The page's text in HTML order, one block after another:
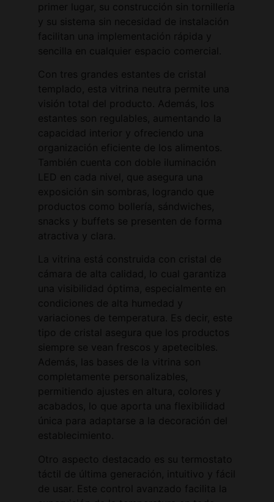
primer lugar, su construcción sin tornillería
y su sistema sin necesidad de instalación
facilitan una implementación rápida y
sencilla en cualquier espacio comercial.
Con tres grandes estantes de cristal
templado, esta vitrina neutra permite una
visión total del producto. Además, los
estantes son regulables, aumentando la
capacidad interior y ofreciendo una
organización eficiente de los alimentos.
También cuenta con doble iluminación
LED en cada nivel, que asegura una
exposición sin sombras, logrando que
productos como bollería, sándwiches,
snacks y buffets se presenten de forma
atractiva y clara.
La vitrina está construida con cristal de
cámara de alta calidad, lo cual garantiza
una visibilidad óptima, especialmente en
condiciones de alta humedad y
variaciones de temperatura. Es decir, este
tipo de cristal asegura que los productos
siempre se vean frescos y apetecibles.
Además, las bases de la vitrina son
completamente personalizables,
permitiendo ajustes en altura, colores y
acabados, lo que aporta una flexibilidad
única para adaptarse a la decoración del
establecimiento.
Otro aspecto destacado es su termostato
táctil de última generación, intuitivo y fácil
de usar. Este control avanzado facilita la